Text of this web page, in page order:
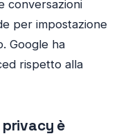
conversazioni
per impostazione
Google ha
rispetto alla
è